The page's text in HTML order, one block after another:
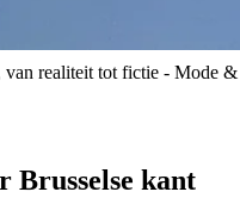
van realiteit tot fictie - Mode
Brusselse kant